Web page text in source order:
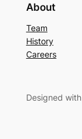
About
Team
History
Careers
Designed with